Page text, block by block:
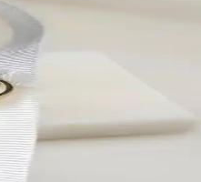
kullanım sağlar.
uygun hediyelik seccadeyi bulun.